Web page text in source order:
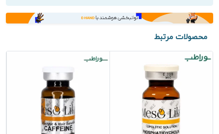
لاغری
حرفه‌ای
عدد
محصولات مرتبط